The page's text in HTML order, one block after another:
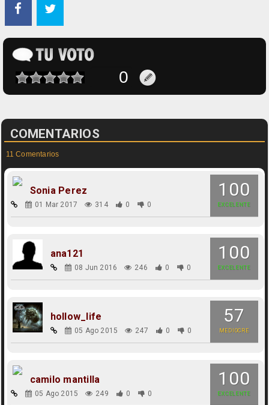
COMENTARIOS
11 Comentarios
100
EXCELENTE
Sonia Perez
01 Mar 2017 314 0 0
100
EXCELENTE
ana121
08 Jun 2016 246 0 0
57
MEDIOCRE
hollow_life
05 Ago 2015 247 0 0
100
EXCELENTE
camilo mantilla
05 Ago 2015 249 0 0